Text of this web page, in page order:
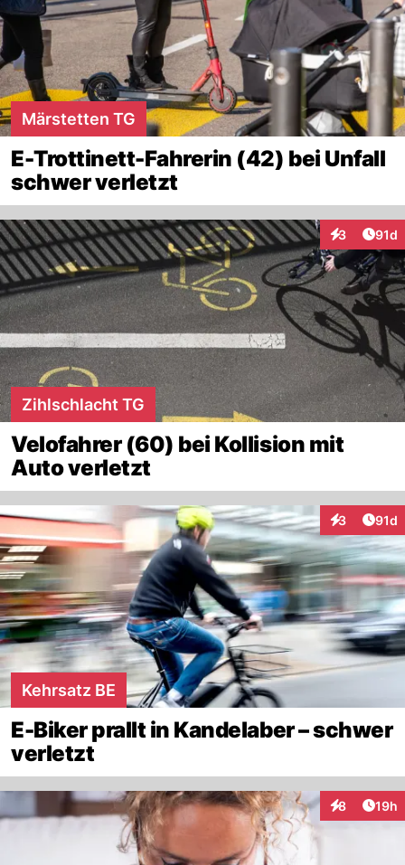
Märstetten TG
E-Trottinett-Fahrerin (42) bei Unfall
schwer verletzt
3
Interaktionen
91d
Zihlschlacht TG
Velofahrer (60) bei Kollision mit
Auto verletzt
3
Interaktionen
91d
Kehrsatz BE
E-Biker prallt in Kandelaber – schwer
verletzt
8
Interaktionen
19h